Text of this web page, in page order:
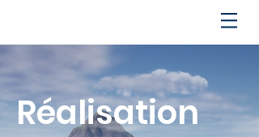
Réalisation